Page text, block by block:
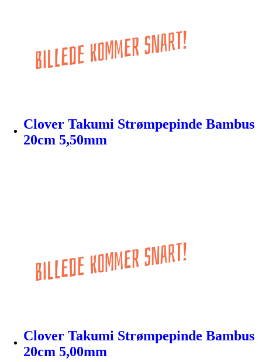
Clover Takumi Strømpepinde Bambus
20cm 5,50mm
Clover Takumi Strømpepinde Bambus
20cm 5,00mm